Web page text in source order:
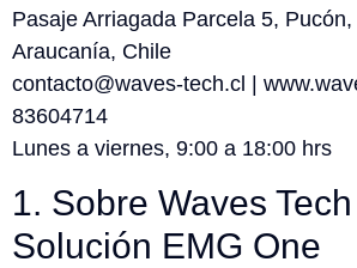
Pasaje Arriagada Parcela 5,
Araucanía, Chile
contacto@waves-tech.cl |
83604714
Lunes a viernes, 9:00 a 18:00 hrs
1. Sobre Waves
Solución EMG One